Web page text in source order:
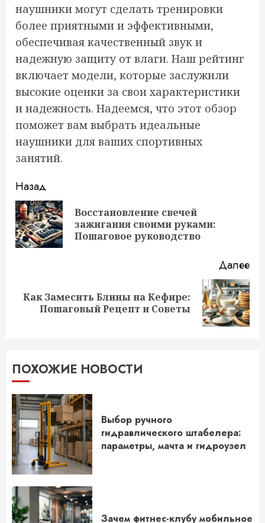
наушники могут сделать тренировки
более приятными и эффективными,
обеспечивая качественный звук и
надежную защиту от влаги. Наш рейтинг
включает модели, которые заслужили
высокие оценки за свои характеристики
и надежность. Надеемся, что этот обзор
поможет вам выбрать идеальные
наушники для ваших спортивных
занятий.
Продолжить
чтение
Назад
Восстановление свечей
зажигания своими руками:
Пошаговое руководство
Далее
Следующая
запись:
Как Замесить Блины на Кефире:
Пошаговый Рецепт и Советы
ПОХОЖИЕ НОВОСТИ
Выбор ручного
гидравлического штабелера:
параметры, мачта и гидроузел
Зачем фитнес-клубу мобильное